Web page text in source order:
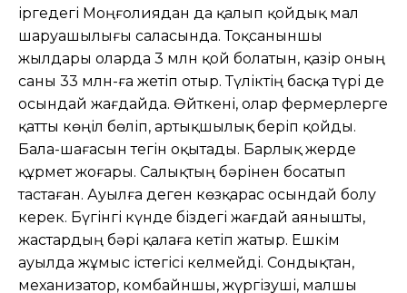
іргедегі Моңғолиядан да қалып қойдық мал
шаруашылығы саласында. Тоқсаныншы
жылдары оларда 3 млн қой болатын, қазір оның
саны 33 млн-ға жетіп отыр. Түліктің басқа түрі де
осындай жағдайда. Өйткені, олар фермерлерге
қатты көңіл бөліп, артықшылық беріп қойды.
Бала-шағасын тегін оқытады. Барлық жерде
құрмет жоғары. Салықтың бәрінен босатып
тастаған. Ауылға деген көзқарас осындай болу
керек. Бүгінгі күнде біздегі жағдай аянышты,
жастардың бәрі қалаға кетіп жатыр. Ешкім
ауылда жұмыс істегісі келмейді. Сондықтан,
механизатор, комбайншы, жүргізуші, малшы